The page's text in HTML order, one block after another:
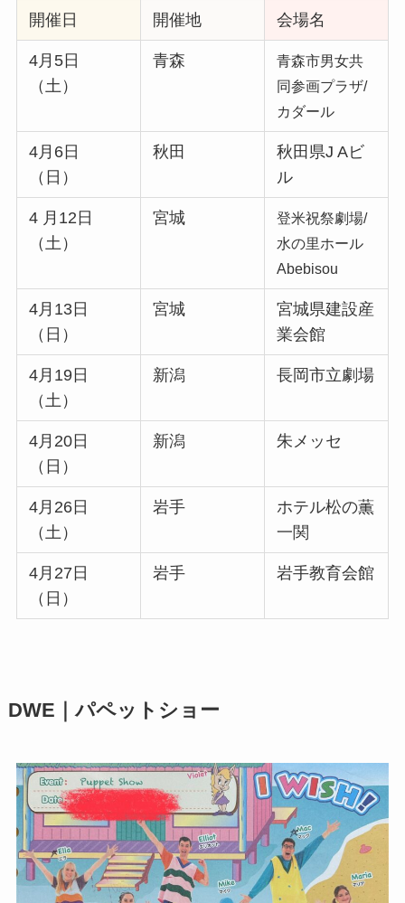
開催日 開催地 会場名
4月5日
（土）
青森
青森市男女共
同参画プラザ/
カダール
4月6日
（日）
秋田
秋田県J Aビ
ル
4 月12日
（土）
宮城
登米祝祭劇場/
水の里ホール
Abebisou
4月13日
（日）
宮城
宮城県建設産
業会館
4月19日
（土）
新潟 長岡市立劇場
4月20日
（日）
新潟 朱メッセ
4月26日
（土）
岩手
ホテル松の薫
一関
4月27日
（日）
岩手 岩手教育会館
DWE｜パペットショー